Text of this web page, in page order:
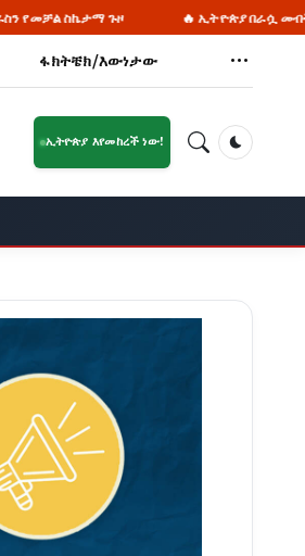
🔥 ኢትዮጵያ በራሷ መብት የፈቃድ ጠያቂነት ታሪክ
ፋክትቼክ/እውነታው
ኢትዮጵያ እየመከረች ነው!
Dark